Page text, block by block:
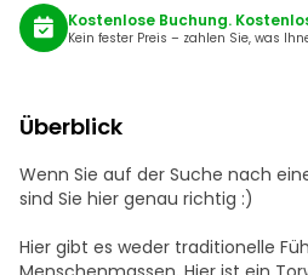
Kostenlose Buchung.
Kein fester Preis – zahlen Sie, was
Überblick
Wenn Sie auf der Suche nach
sind Sie hier genau richtig :)
Hier gibt es weder traditionelle